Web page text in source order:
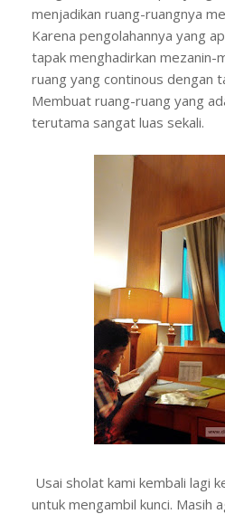
menjadikan ruang-ruangnya
Karena pengolahannya yang
tapak menghadirkan mezanin-
ruang yang continous dengan
Membuat ruang-ruang yang
terutama sangat luas sekali.
Usai sholat kami kembali lagi
untuk mengambil kunci. Masih